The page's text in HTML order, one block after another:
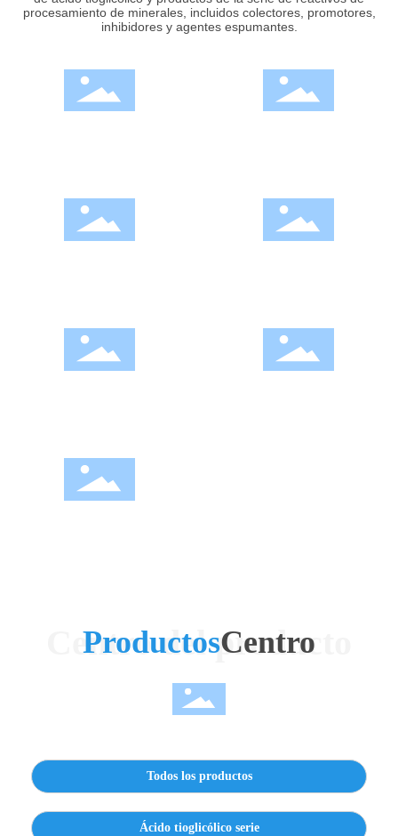
procesamiento de minerales, incluidos colectores, promotores,
inhibidores y agentes espumantes.
Centro del producto
ProductosCentro
Todos los productos
Ácido tioglicólico serie